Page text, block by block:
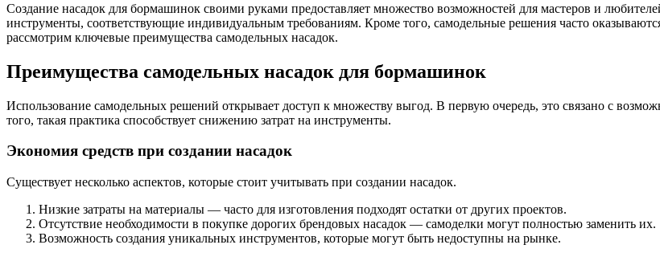
Создание насадок для бормашинок своими руками предоставляет множество возможностей для мастеров и
инструменты, соответствующие индивидуальным требованиям. Кроме того, самодельные решения часто
рассмотрим ключевые преимущества самодельных насадок.
Преимущества самодельных насадок для бормашинок
Использование самодельных решений открывает доступ к множеству выгод. В первую очередь, это связано с
того, такая практика способствует снижению затрат на инструменты.
Экономия средств при создании насадок
Существует несколько аспектов, которые стоит учитывать при создании насадок.
Низкие затраты на материалы — часто для изготовления подходят остатки от других проектов.
Отсутствие необходимости в покупке дорогих брендовых насадок — самоделки могут полностью заменить их.
Возможность создания уникальных инструментов, которые могут быть недоступны на рынке.